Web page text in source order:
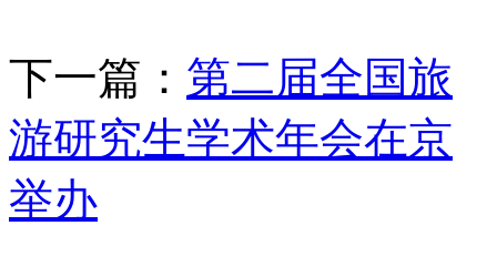
下一篇： 第二届全国旅
游研究生学术年会在京
举办